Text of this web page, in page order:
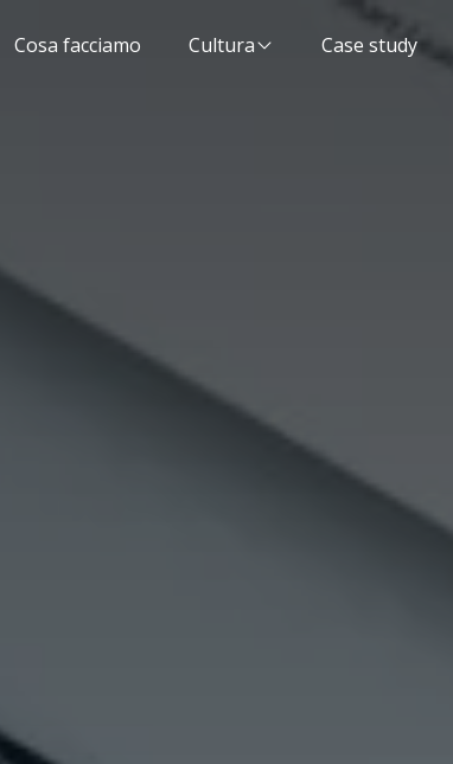
Cosa facciamo Cultura Case study